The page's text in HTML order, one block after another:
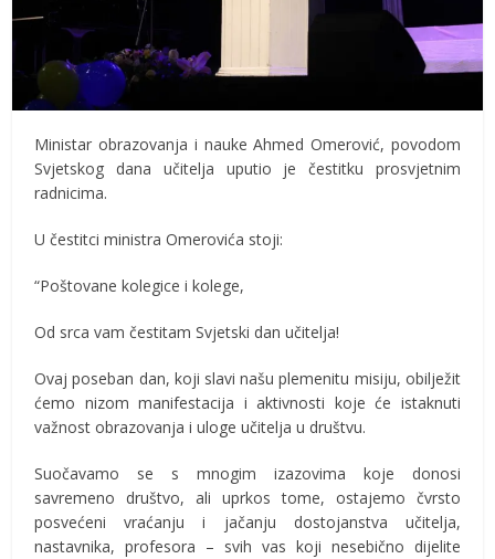
Ministar obrazovanja i nauke Ahmed Omerović, povodom
Svjetskog dana učitelja uputio je čestitku prosvjetnim
radnicima.
U čestitci ministra Omerovića stoji:
“Poštovane kolegice i kolege,
Od srca vam čestitam Svjetski dan učitelja!
Ovaj poseban dan, koji slavi našu plemenitu misiju, obilježit
ćemo nizom manifestacija i aktivnosti koje će istaknuti
važnost obrazovanja i uloge učitelja u društvu.
Suočavamo se s mnogim izazovima koje donosi
savremeno društvo, ali uprkos tome, ostajemo čvrsto
posvećeni vraćanju i jačanju dostojanstva učitelja,
nastavnika, profesora – svih vas koji nesebično dijelite